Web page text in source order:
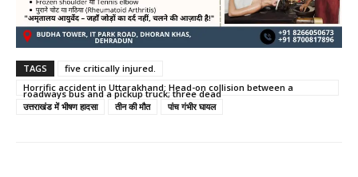
TAGS
five critically injured.
Horrific accident in Uttarakhand: Head-on collision between a
roadways bus and a pickup truck; three dead
उत्तराखंड में भीषण हादसा
तीन की मौत पांच गंभीर घायल